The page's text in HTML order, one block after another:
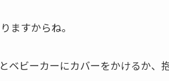
ますからね。
ベビーカーにカバーをかけるか、